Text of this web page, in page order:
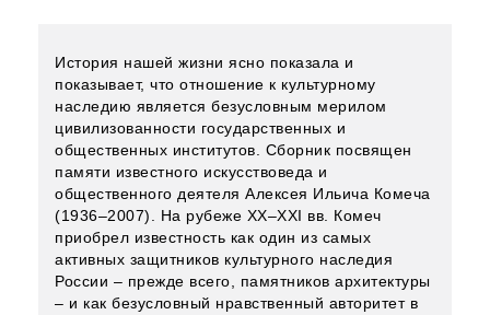
История нашей жизни ясно показала и
показывает, что отношение к культурному
наследию является безусловным мерилом
цивилизованности государственных и
общественных институтов. Сборник посвящен
памяти известного искусствоведа и
общественного деятеля Алексея Ильича Комеча
(1936–2007). На рубеже XX–XXI вв. Комеч
приобрел известность как один из самых
активных защитников культурного наследия
России – прежде всего, памятников архитектуры
– и как безусловный нравственный авторитет в